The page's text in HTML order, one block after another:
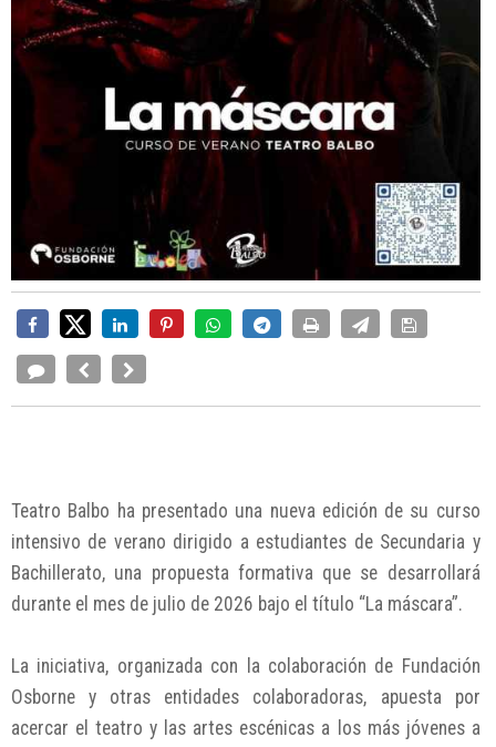
Teatro Balbo ha presentado una nueva edición de su curso
intensivo de verano dirigido a estudiantes de Secundaria y
Bachillerato, una propuesta formativa que se desarrollará
durante el mes de julio de 2026 bajo el título “La máscara”.
La iniciativa, organizada con la colaboración de Fundación
Osborne y otras entidades colaboradoras, apuesta por
acercar el teatro y las artes escénicas a los más jóvenes a